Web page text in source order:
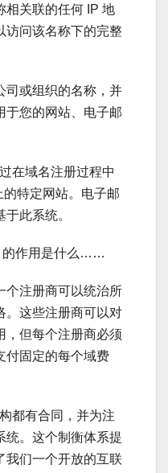
相关联的任何 IP 地
访问该名称下的完整
司或组织的名称，并
于您的网站、电子邮
在域名注册过程中
特定网站。电子邮
此系统。
的作用是什么……
个注册商可以统治所
。这些注册商可以对
，但每个注册商必须
付固定的每个域费
都有合同，并为注
统。这个制衡体系提
我们一个开放的互联